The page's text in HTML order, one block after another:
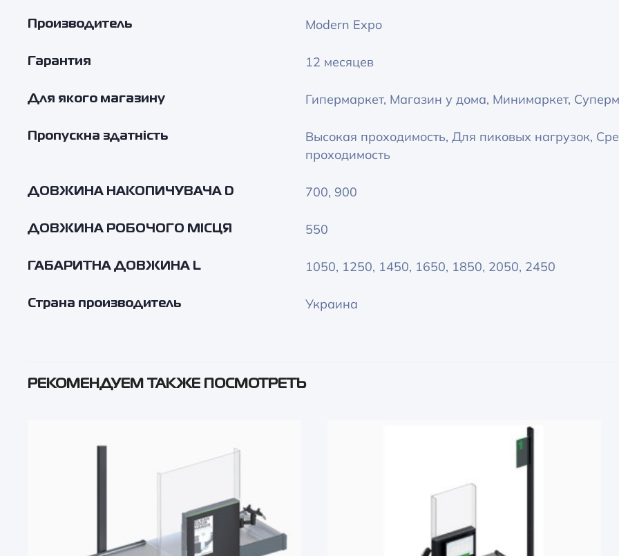
Производитель Modern Expo
Гарантия 12 месяцев
Для якого магазину Гипермаркет, Магазин у дома, Минимаркет,
Пропускна здатність
Высокая проходимость, Для пиковых нагрузок,
проходимость
ДОВЖИНА НАКОПИЧУВАЧА D 700, 900
ДОВЖИНА РОБОЧОГО МІСЦЯ 550
ГАБАРИТНА ДОВЖИНА L 1050, 1250, 1450, 1650, 1850, 2050, 2450
Страна производитель Украина
РЕКОМЕНДУЕМ ТАКЖЕ ПОСМОТРЕТЬ